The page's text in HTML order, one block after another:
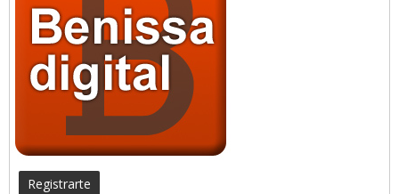
Registrarte